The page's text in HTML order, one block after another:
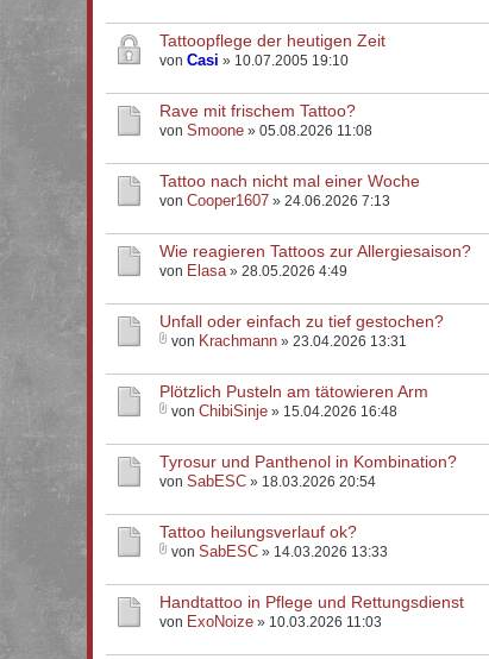
Tattoopflege der heutigen Zeit
von Casi » 10.07.2005 19:10
Rave mit frischem Tattoo?
von Smoone » 05.08.2026 11:08
Tattoo nach nicht mal einer Woche
von Cooper1607 » 24.06.2026 7:13
Wie reagieren Tattoos zur Allergiesaison?
von Elasa» 28.05.2026 4:49
Unfall oder einfach zu tief gestochen?
von Krachmann » 23.04.2026 13:31
Plötzlich Pusteln am tätowieren Arm
von ChibiSinje » 15.04.2026 16:48
Tyrosur und Panthenol in Kombination?
von SabESC » 18.03.2026 20:54
Tattoo heilungsverlauf ok?
von SabESC » 14.03.2026 13:33
Handtattoo in Pflege und Rettungsdienst
von ExoNoize » 10.03.2026 11:03